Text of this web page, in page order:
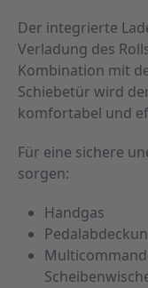
Der integrierte
Verladung des
Kombination mit
Schiebetür wird
komfortabel und
Für eine sichere
sorgen:
Handgas